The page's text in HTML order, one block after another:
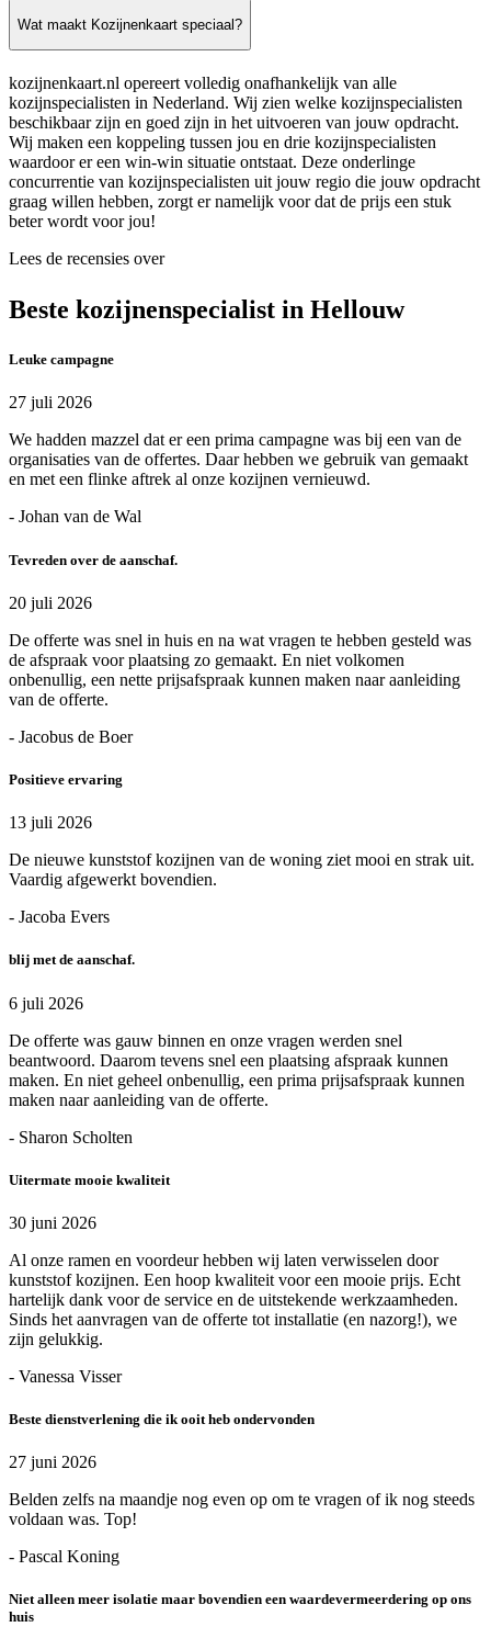
Wat maakt Kozijnenkaart speciaal?
kozijnenkaart.nl opereert volledig onafhankelijk van alle
kozijnspecialisten in Nederland. Wij zien welke kozijnspecialisten
beschikbaar zijn en goed zijn in het uitvoeren van jouw opdracht.
Wij maken een koppeling tussen jou en drie kozijnspecialisten
waardoor er een win-win situatie ontstaat. Deze onderlinge
concurrentie van kozijnspecialisten uit jouw regio die jouw opdracht
graag willen hebben, zorgt er namelijk voor dat de prijs een stuk
beter wordt voor jou!
Lees de recensies over
Beste kozijnenspecialist in Hellouw
Leuke campagne
27 juli 2026
We hadden mazzel dat er een prima campagne was bij een van de
organisaties van de offertes. Daar hebben we gebruik van gemaakt
en met een flinke aftrek al onze kozijnen vernieuwd.
- Johan van de Wal
Tevreden over de aanschaf.
20 juli 2026
De offerte was snel in huis en na wat vragen te hebben gesteld was
de afspraak voor plaatsing zo gemaakt. En niet volkomen
onbenullig, een nette prijsafspraak kunnen maken naar aanleiding
van de offerte.
- Jacobus de Boer
Positieve ervaring
13 juli 2026
De nieuwe kunststof kozijnen van de woning ziet mooi en strak uit.
Vaardig afgewerkt bovendien.
- Jacoba Evers
blij met de aanschaf.
6 juli 2026
De offerte was gauw binnen en onze vragen werden snel
beantwoord. Daarom tevens snel een plaatsing afspraak kunnen
maken. En niet geheel onbenullig, een prima prijsafspraak kunnen
maken naar aanleiding van de offerte.
- Sharon Scholten
Uitermate mooie kwaliteit
30 juni 2026
Al onze ramen en voordeur hebben wij laten verwisselen door
kunststof kozijnen. Een hoop kwaliteit voor een mooie prijs. Echt
hartelijk dank voor de service en de uitstekende werkzaamheden.
Sinds het aanvragen van de offerte tot installatie (en nazorg!), we
zijn gelukkig.
- Vanessa Visser
Beste dienstverlening die ik ooit heb ondervonden
27 juni 2026
Belden zelfs na maandje nog even op om te vragen of ik nog steeds
voldaan was. Top!
- Pascal Koning
Niet alleen meer isolatie maar bovendien een waardevermeerdering op ons
huis